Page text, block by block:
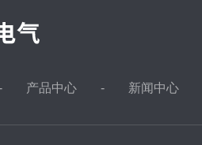
产品中心 新闻中心